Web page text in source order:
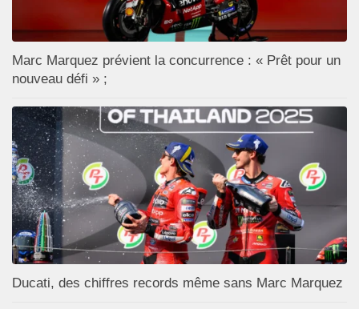
Marc Marquez prévient la concurrence : « Prêt pour un
nouveau défi » ;
Ducati, des chiffres records même sans Marc Marquez